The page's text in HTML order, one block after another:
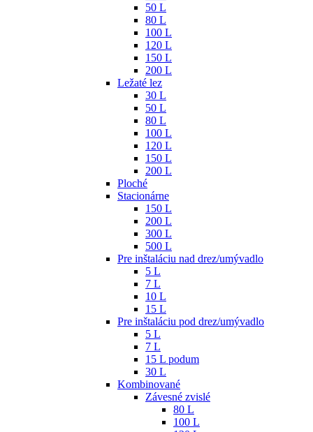
50 L
80 L
100 L
120 L
150 L
200 L
Ležaté lez
30 L
50 L
80 L
100 L
120 L
150 L
200 L
Ploché
Stacionárne
150 L
200 L
300 L
500 L
Pre inštaláciu nad drez/umývadlo
5 L
7 L
10 L
15 L
Pre inštaláciu pod drez/umývadlo
5 L
7 L
15 L podum
30 L
Kombinované
Závesné zvislé
80 L
100 L